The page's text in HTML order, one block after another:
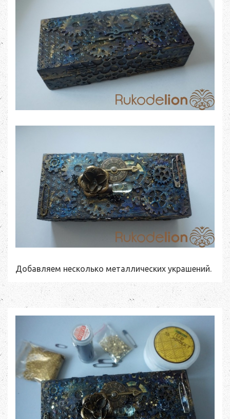
Добавляем несколько металлических украшений.